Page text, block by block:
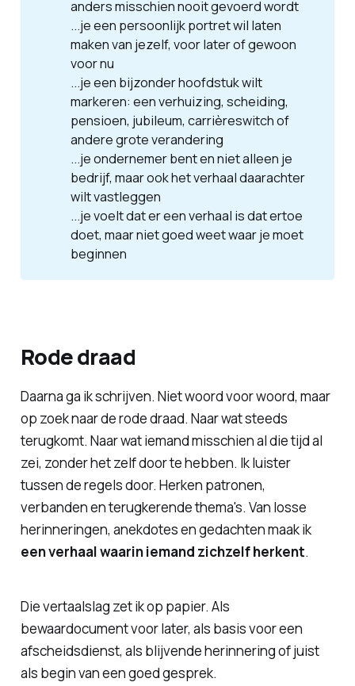
anders misschien nooit gevoerd wordt
...je een persoonlijk portret wil laten
maken van jezelf, voor later of gewoon
voor nu
...je een bijzonder hoofdstuk wilt
markeren: een verhuizing, scheiding,
pensioen, jubileum, carrièreswitch of
andere grote verandering
...je ondernemer bent en niet alleen je
bedrijf, maar ook het verhaal daarachter
wilt vastleggen
...je voelt dat er een verhaal is dat ertoe
doet, maar niet goed weet waar je moet
beginnen
Rode draad
Daarna ga ik schrijven. Niet woord voor woord, maar
op zoek naar de rode draad. Naar wat steeds
terugkomt. Naar wat iemand misschien al die tijd al
zei, zonder het zelf door te hebben. Ik luister
tussen de regels door. Herken patronen,
verbanden en terugkerende thema's. Van losse
herinneringen, anekdotes en gedachten maak ik
een verhaal waarin iemand zichzelf herkent.
Die vertaalslag zet ik op papier. Als
bewaardocument voor later, als basis voor een
afscheidsdienst, als blijvende herinnering of juist
als beginvan een goed gesprek.